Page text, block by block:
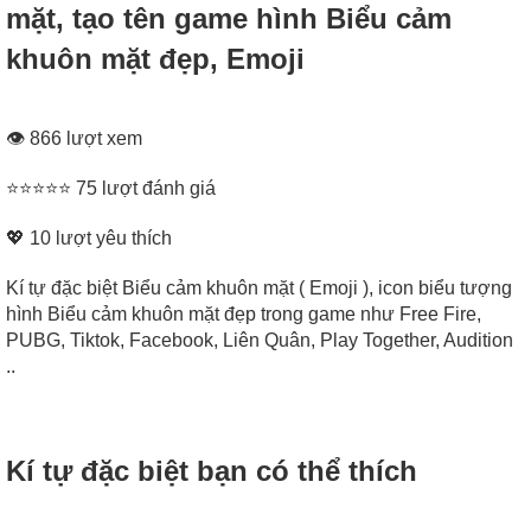
mặt, tạo tên game hình Biểu cảm
khuôn mặt đẹp, Emoji
👁 866 lượt xem
⭐⭐⭐⭐⭐ 75 lượt đánh giá
💖 10 lượt yêu thích
Kí tự đặc biệt Biểu cảm khuôn mặt ( Emoji ), icon biểu tượng
hình Biểu cảm khuôn mặt đẹp trong game như Free Fire,
PUBG, Tiktok, Facebook, Liên Quân, Play Together, Audition
..
Kí tự đặc biệt bạn có thể thích